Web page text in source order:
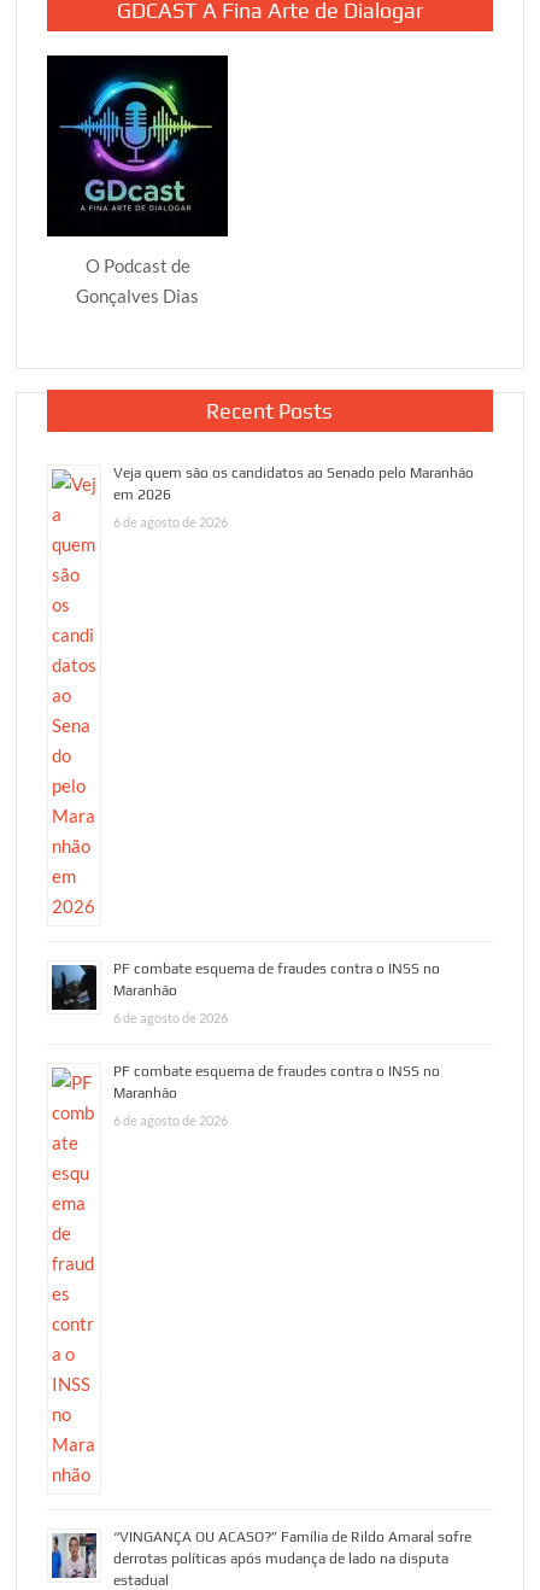
GDCAST A Fina Arte de Dialogar
O Podcast de
Gonçalves Dias
Recent Posts
Veja quem são os candidatos ao Senado pelo Maranhão
em 2026
6 de agosto de 2026
PF combate esquema de fraudes contra o INSS no
Maranhão
6 de agosto de 2026
PF combate esquema de fraudes contra o INSS no
Maranhão
6 de agosto de 2026
“VINGANÇA OU ACASO?” Família de Rildo Amaral sofre
derrotas políticas após mudança de lado na disputa
estadual